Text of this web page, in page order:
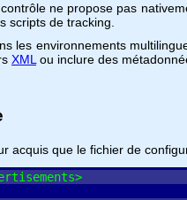
ne propose pas
scripts de tracking.
les environnements
XML ou inclure des
acquis que le fichier de
>